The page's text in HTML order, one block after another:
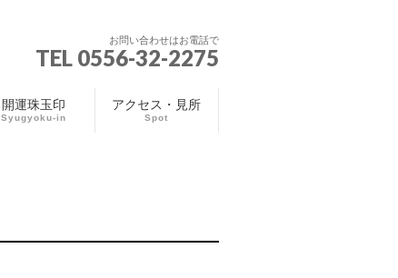
お問い合わせはお電話で
TEL 0556-32-2275
開運珠玉印
Syugyoku-in
アクセス・見所
Spot